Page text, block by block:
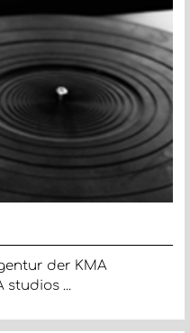
der KMA
studios ...